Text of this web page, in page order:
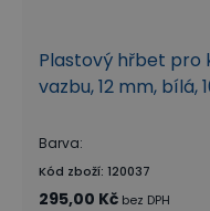
Plastový hřbet pro
vazbu, 12 mm, bílá,
Barva:
Kód zboží: 120037
295,00 Kč bez DPH